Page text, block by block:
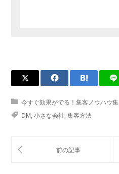
今すぐ効果がでる！集客ノウハウ集
DM , 小さな会社, 集客方法